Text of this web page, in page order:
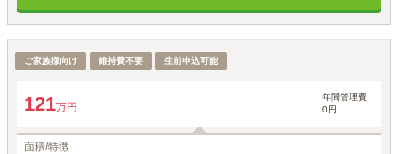
追加登録は、契約時は1名追加毎に330,000円が必要です。
永代供養付樹木葬（自然葬墓地）「鎌足桜の風」
ご家族様向け 維持費不要 生前申込可能
121万円
年間管理費
0円
面積/特徴